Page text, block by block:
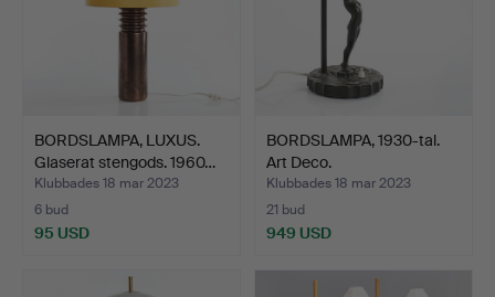
BORDSLAMPA, LUXUS.
Glaserat stengods. 1960…
Klubbades 18 mar 2023
6 bud
95 USD
BORDSLAMPA, 1930-tal.
Art Deco.
Klubbades 18 mar 2023
21 bud
949 USD